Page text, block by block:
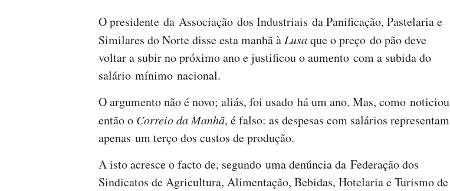
O presidente da Associação dos Industriais da Panificação, Pastelaria e
Similares do Norte disse esta manhã àLusaque o preço do pão deve
voltar a subir no próximo ano e justificou o aumento com a subida do
salário mínimo nacional.
O argumento não é novo; aliás, foi usado há um ano. Mas, como noticiou
então o Correio da Manhã, é falso: as despesas com salários representam
apenas um terço dos custos de produção.
A isto acresce o facto de, segundo uma denúncia da Federação dos
Sindicatos de Agricultura, Alimentação, Bebidas, Hotelaria e Turismo de